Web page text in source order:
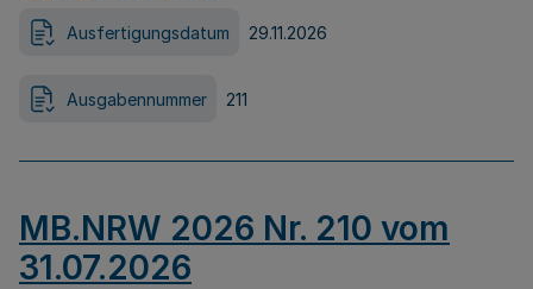
Ausfertigungsdatum 29.11.2026
Ausgabennummer 211
MB.NRW 2026 Nr. 210 vom
31.07.2026